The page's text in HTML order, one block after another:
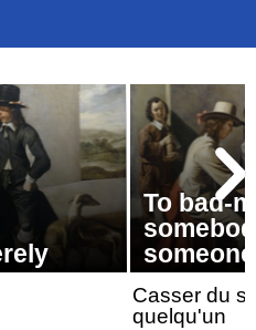
LICENSES
LANGUAGES
US
COLORS
To bad-
Casser du
quelqu'un